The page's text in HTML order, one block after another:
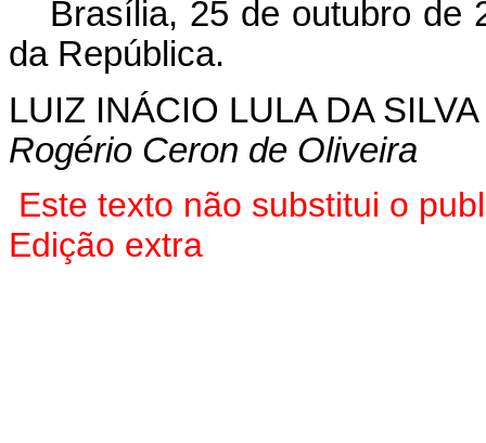
Brasília, 25 de outubro de
da República.
LUIZ INÁCIO LULA DA SILVA
Rogério Ceron de Oliveira
Este texto não substitui o
Edição extra